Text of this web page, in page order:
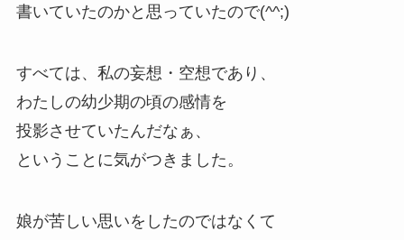
書いていたのかと思っていたので(^^;)
すべては、私の妄想・空想であり、
わたしの幼少期の頃の感情を
投影させていたんだなぁ、
ということに気がつきました。
娘が苦しい思いをしたのではなくて